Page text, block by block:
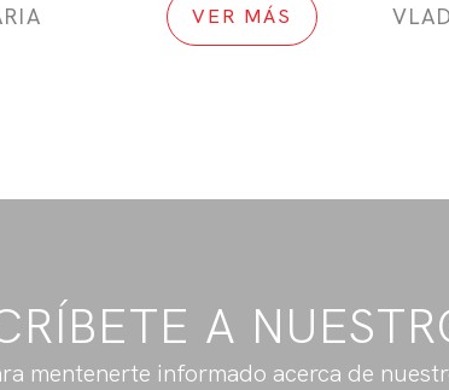
VER MÁS VLAD
A
mentenerte informado acerca de